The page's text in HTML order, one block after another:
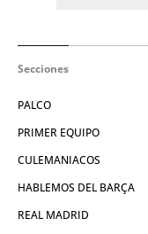
Secciones
PALCO
PRIMER EQUIPO
CULEMANIACOS
HABLEMOS DEL BARÇA
REAL MADRID